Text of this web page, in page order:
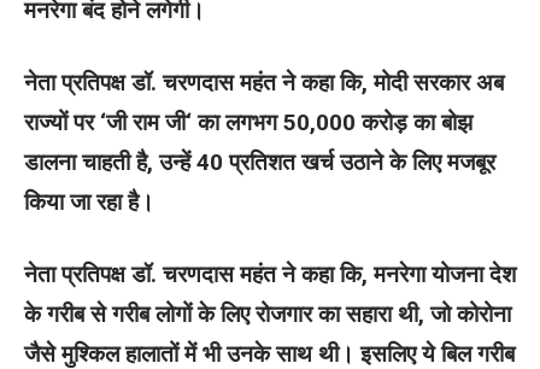
मनरेगा बंद होने लगेगी।
नेता प्रतिपक्ष डॉ. चरणदास महंत ने कहा कि, मोदी सरकार अब
राज्यों पर ‘जी राम जी‘ का लगभग 50,000 करोड़ का बोझ
डालना चाहती है, उन्हें 40 प्रतिशत खर्च उठाने के लिए मजबूर
किया जा रहा है।
नेता प्रतिपक्ष डॉ. चरणदास महंत ने कहा कि, मनरेगा योजना देश
के गरीब से गरीब लोगों के लिए रोजगार का सहारा थी, जो कोरोना
जैसे मुश्किल हालातों में भी उनके साथ थी। इसलिए ये बिल गरीब